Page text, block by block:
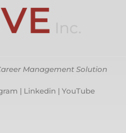
Management Solution
| Linkedin | YouTube